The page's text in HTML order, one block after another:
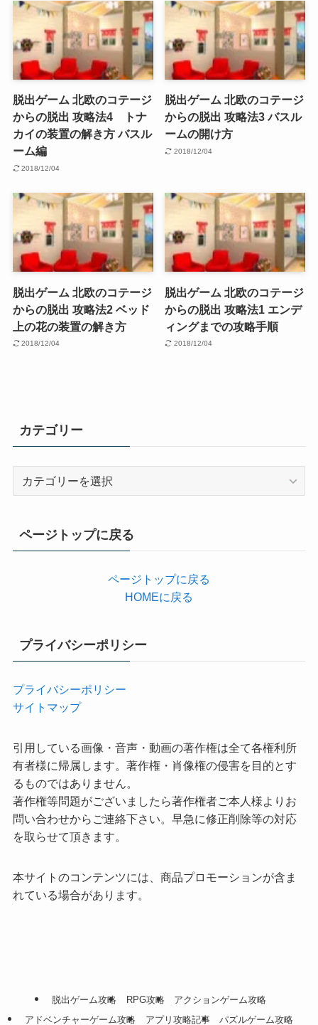
脱出ゲーム 北欧のコテージ
からの脱出 攻略法4 トナ
カイの装置の解き方 バスル
ーム編
2018/12/04
脱出ゲーム 北欧のコテージ
からの脱出 攻略法3 バスル
ームの開け方
2018/12/04
脱出ゲーム 北欧のコテージ
からの脱出 攻略法2 ベッド
上の花の装置の解き方
2018/12/04
脱出ゲーム 北欧のコテージ
からの脱出 攻略法1 エンデ
ィングまでの攻略手順
2018/12/04
カテゴリー
ページトップに戻る
ページトップに戻る
HOMEに戻る
プライバシーポリシー
プライバシーポリシー
サイトマップ
引用している画像・音声・動画の著作権は全て各権利所
有者様に帰属します。著作権・肖像権の侵害を目的とす
るものではありません。
著作権等問題がございましたら著作権者ご本人様よりお
問い合わせからご連絡下さい。早急に修正削除等の対応
を取らせて頂きます。
本サイトのコンテンツには、商品プロモーションが含ま
れている場合があります。
脱出ゲーム攻略 RPG攻略
アクションゲーム攻略
アドベンチャーゲーム攻略
アプリ攻略記事 パズルゲーム攻略